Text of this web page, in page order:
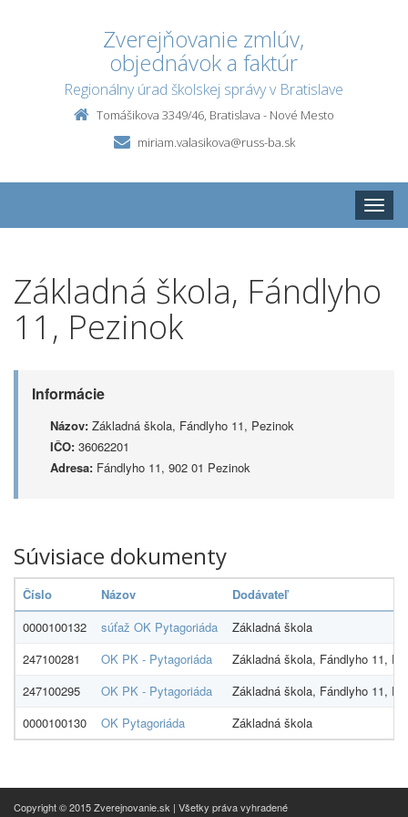
Zverejňovanie zmlúv,
objednávok a faktúr
Regionálny úrad školskej správy v Bratislave
Tomášikova 3349/46, Bratislava - Nové Mesto
miriam.valasikova@russ-ba.sk
Toggle
Základná škola, Fándlyho
11, Pezinok
Informácie
Názov: Základná škola, Fándlyho 11, Pezinok
IČO: 36062201
Adresa: Fándlyho 11, 902 01 Pezinok
Súvisiace dokumenty
Číslo Názov
Dodávateľ
0000100132
súťaž OK Pytagoriáda
Základná škola
247100281
OK PK - Pytagoriáda
Základná škola, Fándlyho 11,
247100295
OK PK - Pytagoriáda
Základná škola, Fándlyho 11,
0000100130
OK Pytagoriáda Základná škola
Copyright © 2015 Zverejnovanie.sk | Všetky práva vyhradené